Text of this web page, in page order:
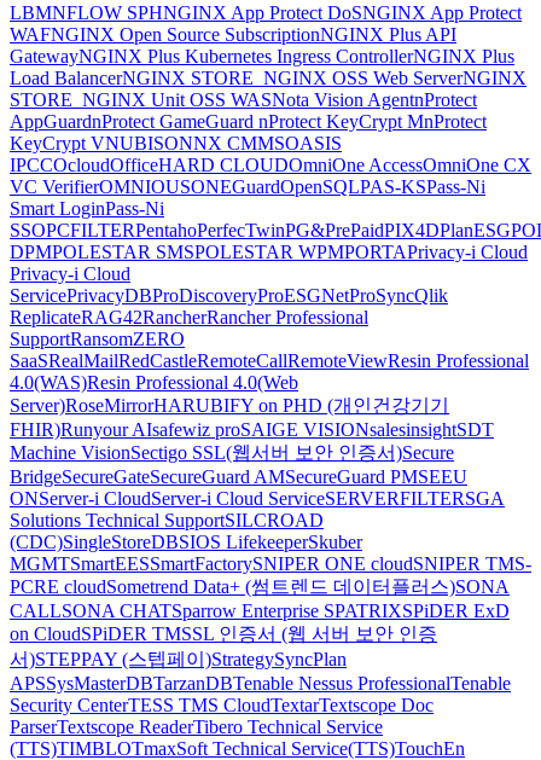
LBMNFLOW SPHNGINX App Protect DoSNGINX App Protect
WAFNGINX Open Source SubscriptionNGINX Plus API
GatewayNGINX Plus Kubernetes Ingress ControllerNGINX Plus
Load BalancerNGINX STORE_NGINX OSS Web ServerNGINX
STORE_NGINX Unit OSS WASNota Vision AgentnProtect
AppGuardnProtect GameGuard nProtect KeyCrypt MnProtect
KeyCrypt VNUBISONNX CMMSOASIS
IPCCOcloudOfficeHARD CLOUDOmniOne AccessOmniOne CX
VC VerifierOMNIOUSONEGuardOpenSQLPAS-KSPass-Ni
Smart LoginPass-Ni
SSOPCFILTERPentahoPerfecTwinPG&PrePaidPIX4DPlanESG
DPMPOLESTAR SMSPOLESTAR WPMPORTAPrivacy-i Cloud
Privacy-i Cloud
ServicePrivacyDBProDiscoveryProESGNetProSyncQlik
ReplicateRAG42RancherRancher Professional
SupportRansomZERO
SaaSRealMailRedCastleRemoteCallRemoteViewResin Professional
4.0(WAS)Resin Professional 4.0(Web
Server)RoseMirrorHARUBIFY on PHD (개인건강기기
FHIR)Runyour AIsafewiz proSAIGE VISIONsalesinsightSDT
Machine VisionSectigo SSL(웹서버 보안 인증서)Secure
BridgeSecureGateSecureGuard AMSecureGuard PMSEEU
ONServer-i CloudServer-i Cloud ServiceSERVERFILTERSGA
Solutions Technical SupportSILCROAD
(CDC)SingleStoreDBSIOS LifekeeperSkuber
MGMTSmartEESSmartFactorySNIPER ONE cloudSNIPER TMS-
PCRE cloudSometrend Data+ (썸트렌드 데이터플러스)SONA
CALLSONA CHATSparrow Enterprise SPATRIXSPiDER ExD
on CloudSPiDER TMSSL 인증서 (웹 서버 보안 인증
서)STEPPAY (스텝페이)StrategySyncPlan
APSSysMasterDBTarzanDBTenable Nessus ProfessionalTenable
Security CenterTESS TMS CloudTextarTextscope Doc
ParserTextscope ReaderTibero Technical Service
(TTS)TIMBLOTmaxSoft Technical Service(TTS)TouchEn